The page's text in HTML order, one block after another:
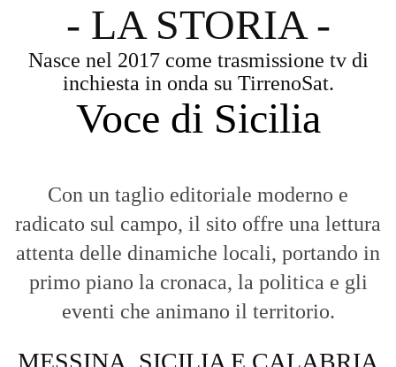
- LA STORIA -
Nasce nel 2017 come trasmissione tv di
inchiesta in onda su TirrenoSat.
Voce di Sicilia
Con un taglio editoriale moderno e
radicato sul campo, il sito offre una lettura
attenta delle dinamiche locali, portando in
primo piano la cronaca, la politica e gli
eventi che animano il territorio.